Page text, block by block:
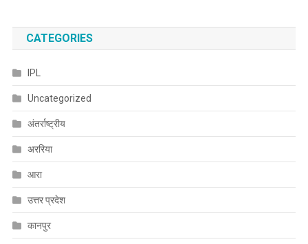
CATEGORIES
IPL
Uncategorized
अंतर्राष्ट्रीय
अररिया
आरा
उत्तर प्रदेश
कानपुर